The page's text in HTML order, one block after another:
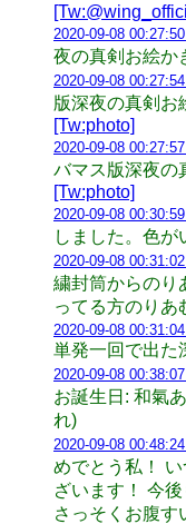
2020-09-08
夜の真剣お絵か
2020-09-08
版深夜の真剣お
[Tw:photo]
2020-09-08
バマス版深夜の
[Tw:photo]
2020-09-08
しました。色が
2020-09-08
繍封筒からのり
ってる方のりあ
2020-09-08
単発一回で出た
2020-09-08
お誕生日: 和氣
れ)
2020-09-08
めでとう私！
ざいます！ 今
さっそくお腹す